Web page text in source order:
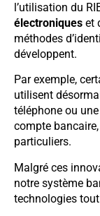
l’utilisation du
électroniques et
méthodes
développent.
Par exemple,
utilisent
téléphone ou
compte
particuliers.
Malgré ces
notre système
technologies